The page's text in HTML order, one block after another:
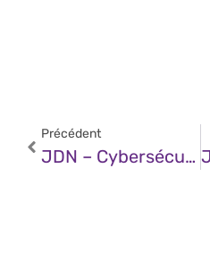
Précédent
JDN – Cybersécurité 2025 : L’ère Du Chaos Algorithmique